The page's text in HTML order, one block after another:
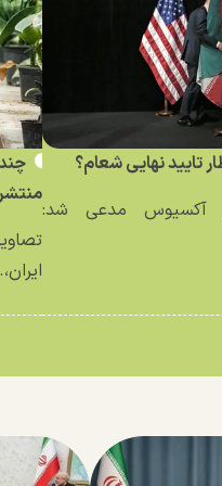
تایید نهایی شعام؟
آکسیوس مدعی شد: